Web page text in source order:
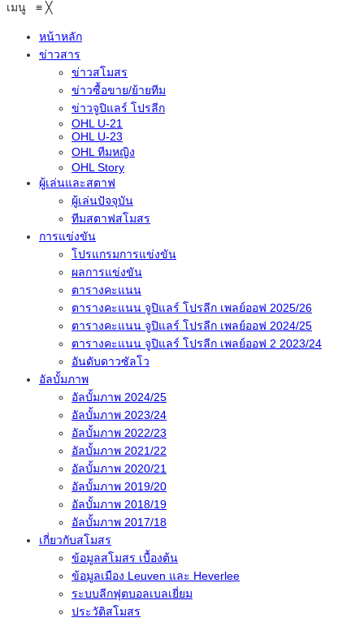
เมนู ≡ ╳
หน้าหลัก
ข่าวสาร
ข่าวสโมสร
ข่าวซื้อขาย/ย้ายทีม
ข่าวจูปิแลร์ โปรลีก
OHL U-21
OHL U-23
OHL ทีมหญิง
OHL Story
ผู้เล่นและสตาฟ
ผู้เล่นปัจจุบัน
ทีมสตาฟสโมสร
การแข่งขัน
โปรแกรมการแข่งขัน
ผลการแข่งขัน
ตารางคะแนน
ตารางคะแนน จูปิแลร์ โปรลีก เพลย์ออฟ 2025/26
ตารางคะแนน จูปิแลร์ โปรลีก เพลย์ออฟ 2024/25
ตารางคะแนน จูปิแลร์ โปรลีก เพลย์ออฟ 2 2023/24
อันดับดาวซัลโว
อัลบั้มภาพ
อัลบั้มภาพ 2024/25
อัลบั้มภาพ 2023/24
อัลบั้มภาพ 2022/23
อัลบั้มภาพ 2021/22
อัลบั้มภาพ 2020/21
อัลบั้มภาพ 2019/20
อัลบั้มภาพ 2018/19
อัลบั้มภาพ 2017/18
เกี่ยวกับสโมสร
ข้อมูลสโมสร เบื้องต้น
ข้อมูลเมือง Leuven และ Heverlee
ระบบลีกฟุตบอลเบลเยี่ยม
ประวัติสโมสร